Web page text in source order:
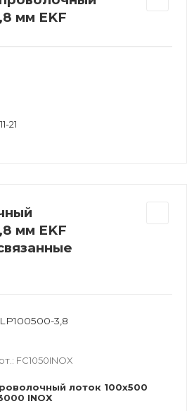
мм EKF
21
мм EKF
3,8
FC1050INOX
лоток 100х500
INOX